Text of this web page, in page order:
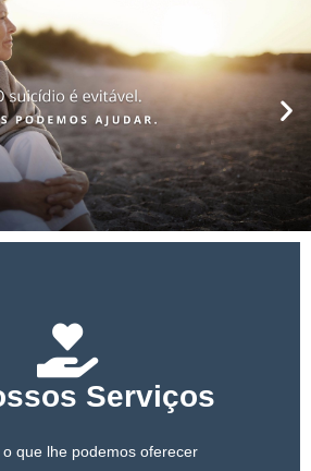
Serviços
que lhe podemos oferecer